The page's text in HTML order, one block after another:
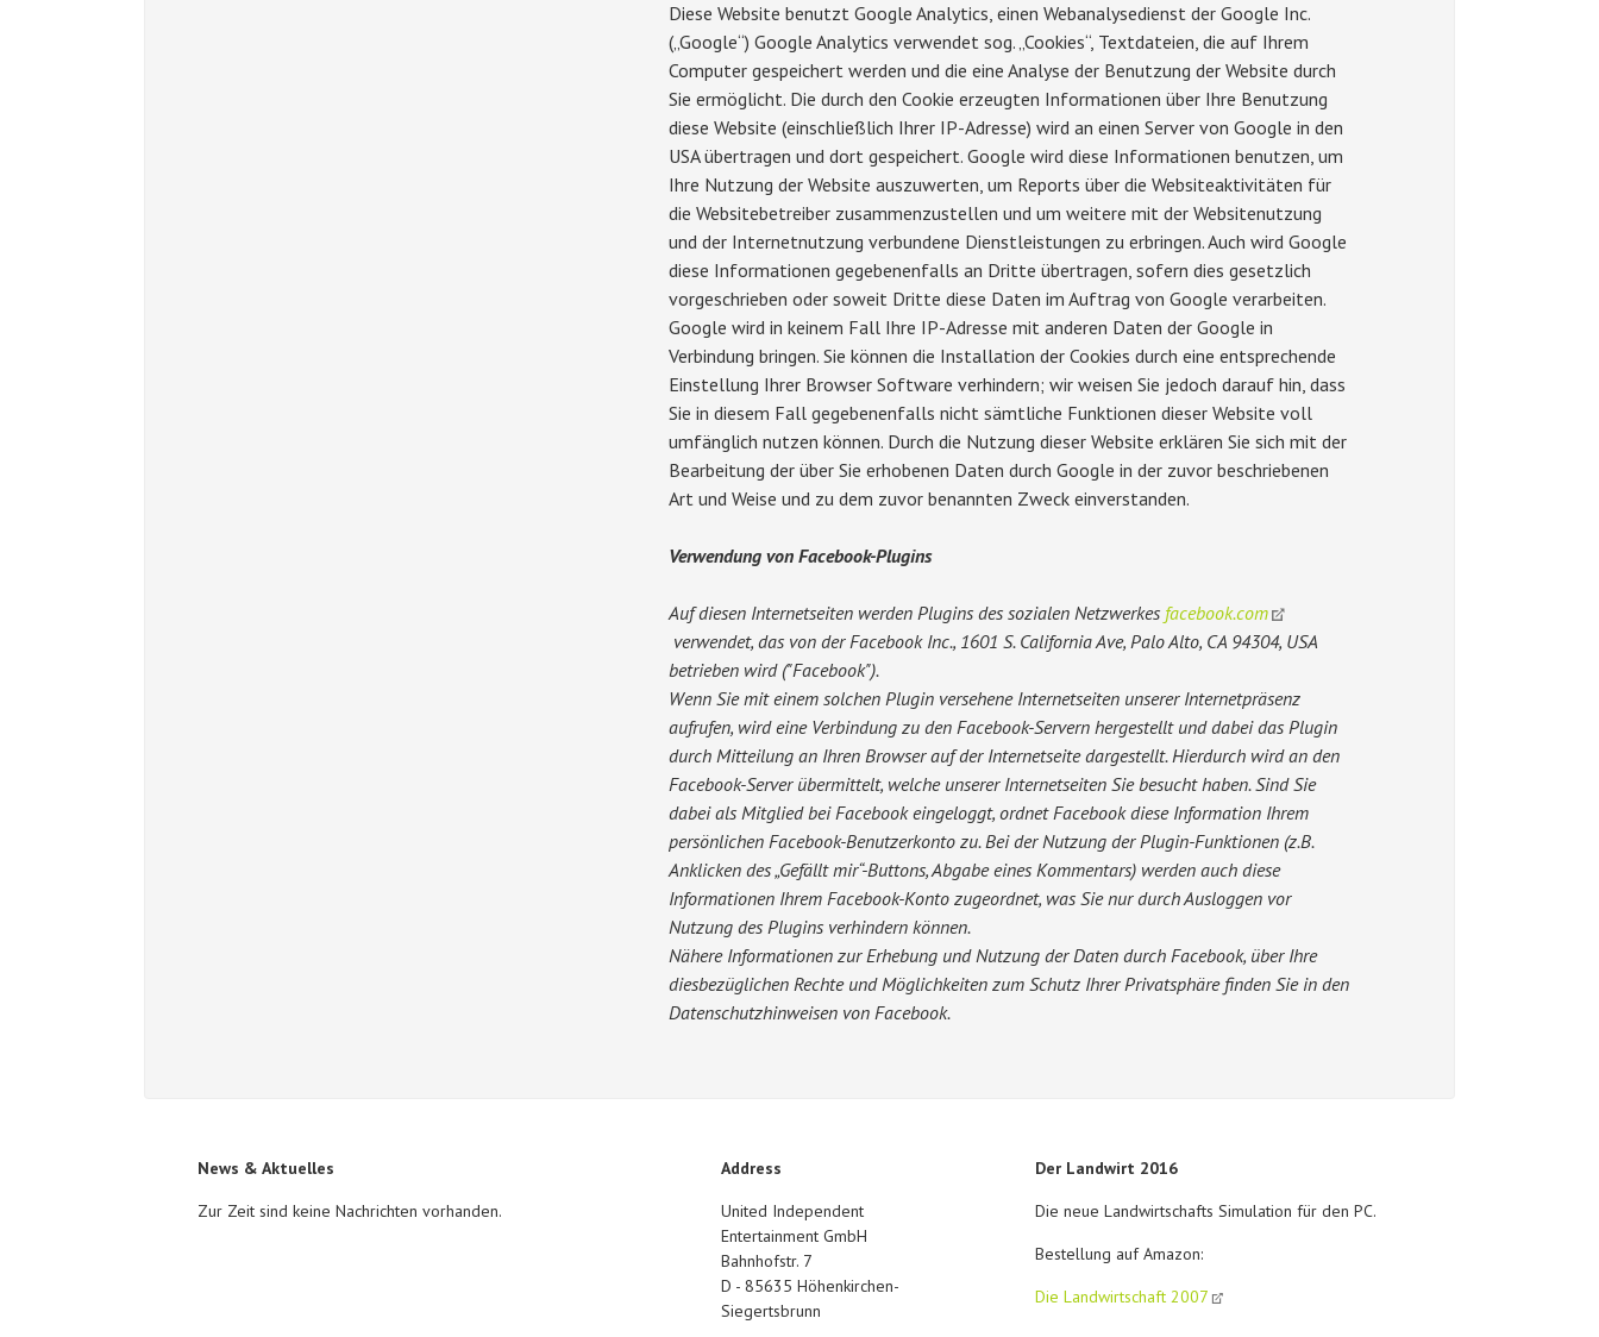
Diese Website benutzt Google Analytics, einen Webanalysedienst der Google Inc.
(„Google“) Google Analytics verwendet sog. „Cookies“, Textdateien, die auf Ihrem
Computer gespeichert werden und die eine Analyse der Benutzung der Website durch
Sie ermöglicht. Die durch den Cookie erzeugten Informationen über Ihre Benutzung
diese Website (einschließlich Ihrer IP-Adresse) wird an einen Server von Google in den
USA übertragen und dort gespeichert. Google wird diese Informationen benutzen, um
Ihre Nutzung der Website auszuwerten, um Reports über die Websiteaktivitäten für
die Websitebetreiber zusammenzustellen und um weitere mit der Websitenutzung
und der Internetnutzung verbundene Dienstleistungen zu erbringen. Auch wird Google
diese Informationen gegebenenfalls an Dritte übertragen, sofern dies gesetzlich
vorgeschrieben oder soweit Dritte diese Daten im Auftrag von Google verarbeiten.
Google wird in keinem Fall Ihre IP-Adresse mit anderen Daten der Google in
Verbindung bringen. Sie können die Installation der Cookies durch eine entsprechende
Einstellung Ihrer Browser Software verhindern; wir weisen Sie jedoch darauf hin, dass
Sie in diesem Fall gegebenenfalls nicht sämtliche Funktionen dieser Website voll
umfänglich nutzen können. Durch die Nutzung dieser Website erklären Sie sich mit der
Bearbeitung der über Sie erhobenen Daten durch Google in der zuvor beschriebenen
Art und Weise und zu dem zuvor benannten Zweck einverstanden.
Verwendung von Facebook-Plugins
Auf diesen Internetseiten werden Plugins des sozialen Netzwerkes facebook.com
verwendet, das von der Facebook Inc., 1601 S. California Ave, Palo Alto, CA 94304, USA
betrieben wird ("Facebook").
Wenn Sie mit einem solchen Plugin versehene Internetseiten unserer Internetpräsenz
aufrufen, wird eine Verbindung zu den Facebook-Servern hergestellt und dabei das Plugin
durch Mitteilung an Ihren Browser auf der Internetseite dargestellt. Hierdurch wird an den
Facebook-Server übermittelt, welche unserer Internetseiten Sie besucht haben. Sind Sie
dabei als Mitglied bei Facebook eingeloggt, ordnet Facebook diese Information Ihrem
persönlichen Facebook-Benutzerkonto zu. Bei der Nutzung der Plugin-Funktionen (z.B.
Anklicken des „Gefällt mir“-Buttons, Abgabe eines Kommentars) werden auch diese
Informationen Ihrem Facebook-Konto zugeordnet, was Sie nur durch Ausloggen vor
Nutzung des Plugins verhindern können.
Nähere Informationen zur Erhebung und Nutzung der Daten durch Facebook, über Ihre
diesbezüglichen Rechte und Möglichkeiten zum Schutz Ihrer Privatsphäre finden Sie in den
Datenschutzhinweisen von Facebook.
News & Aktuelles
Zur Zeit sind keine Nachrichten vorhanden.
Address
United Independent
Entertainment GmbH
Bahnhofstr. 7
D - 85635 Höhenkirchen-
Siegertsbrunn
Der Landwirt 2016
Die neue Landwirtschafts Simulation für den PC.
Bestellung auf Amazon:
Die Landwirtschaft 2007